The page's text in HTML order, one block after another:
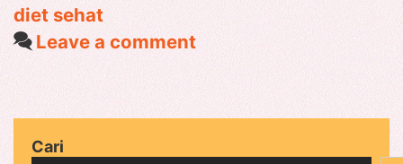
diet sehat
Leave a comment
Cari